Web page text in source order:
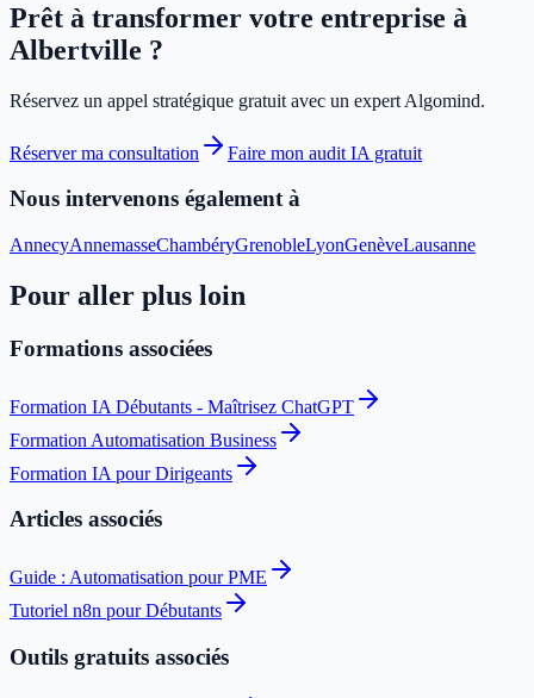
Prêt à transformer votre entreprise à
Albertville ?
Réservez un appel stratégique gratuit avec un expert Algomind.
Réserver ma consultation Faire mon audit IA gratuit
Nous intervenons également à
AnnecyAnnemasseChambéryGrenobleLyonGenèveLausanne
Pour aller plus loin
Formations associées
Formation IA Débutants - Maîtrisez ChatGPT
Formation Automatisation Business
Formation IA pour Dirigeants
Articles associés
Guide : Automatisation pour PME
Tutoriel n8n pour Débutants
Outils gratuits associés